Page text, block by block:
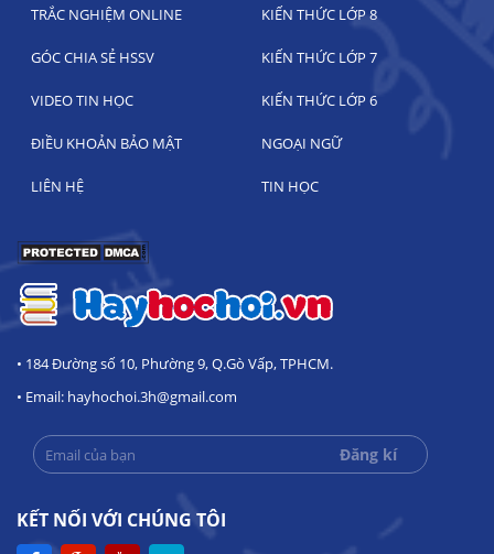
TRẮC NGHIỆM ONLINE KIẾN THỨC LỚP 8
GÓC CHIA SẺ HSSV KIẾN THỨC LỚP 7
VIDEO TIN HỌC KIẾN THỨC LỚP 6
ĐIỀU KHOẢN BẢO MẬT NGOẠI NGỮ
LIÊN HỆ TIN HỌC
• 184 Đường số 10, Phường 9, Q.Gò Vấp, TPHCM.
• Email: hayhochoi.3h@gmail.com
KẾT NỐI VỚI CHÚNG TÔI